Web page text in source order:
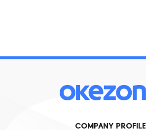
COMPANY PROFILE